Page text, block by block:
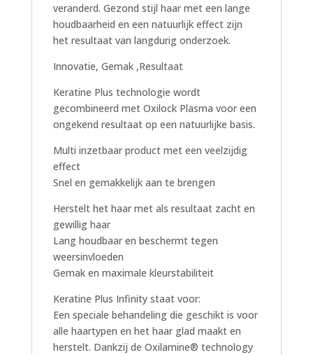
veranderd. Gezond stijl haar met een lange
houdbaarheid en een natuurlijk effect zijn
het resultaat van langdurig onderzoek.
Innovatie, Gemak ,Resultaat
Keratine Plus technologie wordt
gecombineerd met Oxilock Plasma voor een
ongekend resultaat op een natuurlijke basis.
Multi inzetbaar product met een veelzijdig
effect
Snel en gemakkelijk aan te brengen
Herstelt het haar met als resultaat zacht en
gewillig haar
Lang houdbaar en beschermt tegen
weersinvloeden
Gemak en maximale kleurstabiliteit
Keratine Plus Infinity staat voor:
Een speciale behandeling die geschikt is voor
alle haartypen en het haar glad maakt en
herstelt. Dankzij de Oxilamine® technology